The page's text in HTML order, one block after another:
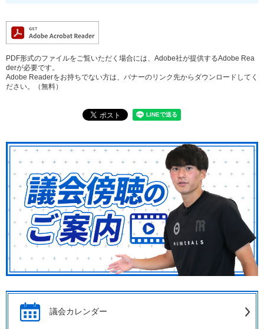
PDF形式のファイルをご覧いただく場合には、Adobe社が提供するAdobe Rea
derが必要です。
Adobe Readerをお持ちでない方は、バナーのリンク先からダウンロードしてく
ださい。（無料）
議会カレンダー